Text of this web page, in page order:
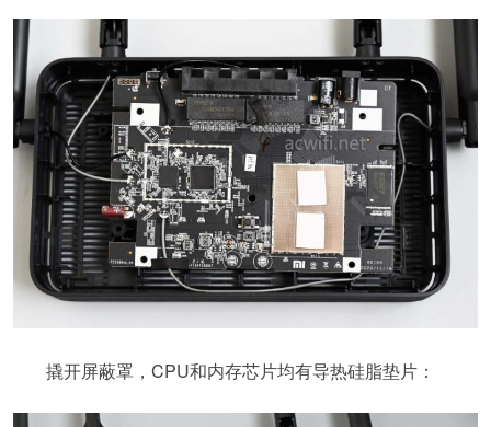
撬开屏蔽罩，CPU和内存芯片均有导热硅脂垫片：